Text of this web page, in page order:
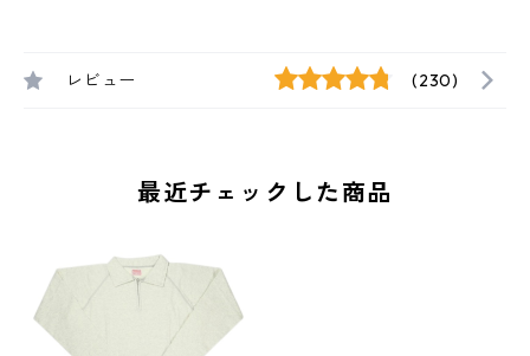
レビュー (230)
最近チェックした商品